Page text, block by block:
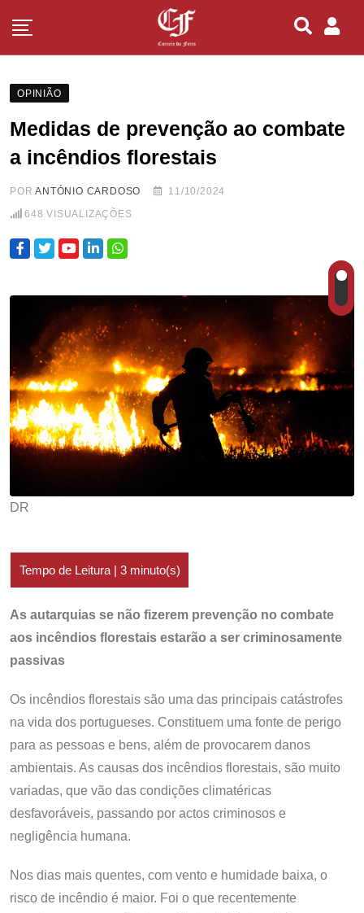
OPINIÃO
Medidas de prevenção ao combate
a incêndios florestais
PORANTÓNIO CARDOSO
11/10/2024
648 VISUALIZAÇÕES
DR
As autarquias se não fizerem prevenção no combate
aos incêndios florestais estarão a ser criminosamente
passivas
Os incêndios florestais são uma das principais catástrofes
na vida dos portugueses. Constituem uma fonte de perigo
para as pessoas e bens, além de provocarem danos
ambientais. As causas dos incêndios florestais, são muito
variadas, que vão das condições climatéricas
desfavoráveis, passando por actos criminosos e
negligência humana.
Nos dias mais quentes, com vento e humidade baixa, o
risco de incêndio é maior. Foi o que recentemente